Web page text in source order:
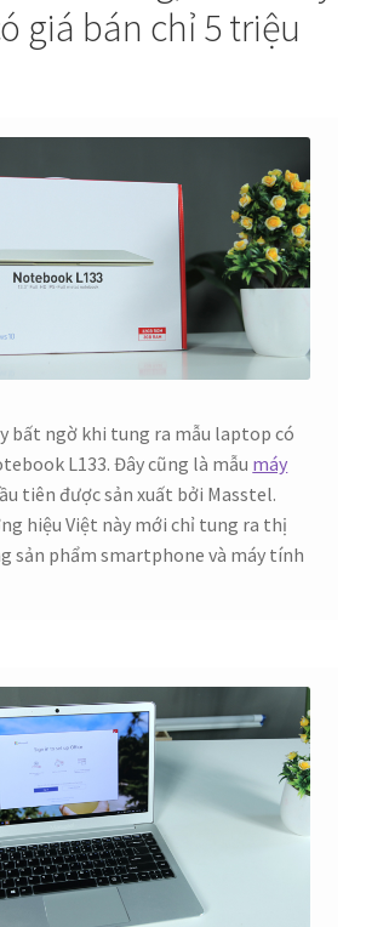
giá bán chỉ 5 triệu
bất ngờ khi tung ra mẫu laptop có
L133. Đây cũng là mẫu máy
tiên được sản xuất bởi Masstel.
hiệu Việt này mới chỉ tung ra thị
sản phẩm smartphone và máy tính